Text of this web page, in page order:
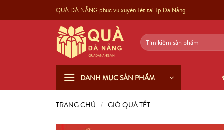
to
QUÀ ĐÀ NẴNG phục vụ xuyên Tết tại Tp Đà Nẵng
Tìm
kiếm:
DANH MỤC SẢN PHẨM
TRANG CHỦ / GIỎ QUÀ TẾT